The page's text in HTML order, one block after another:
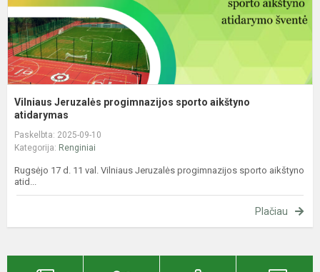
Vilniaus Jeruzalės progimnazijos sporto aikštyno
atidarymas
Paskelbta: 2025-09-10
Kategorija: Renginiai
Rugsėjo 17 d. 11 val. Vilniaus Jeruzalės progimnazijos sporto aikštyno
atid...
Plačiau